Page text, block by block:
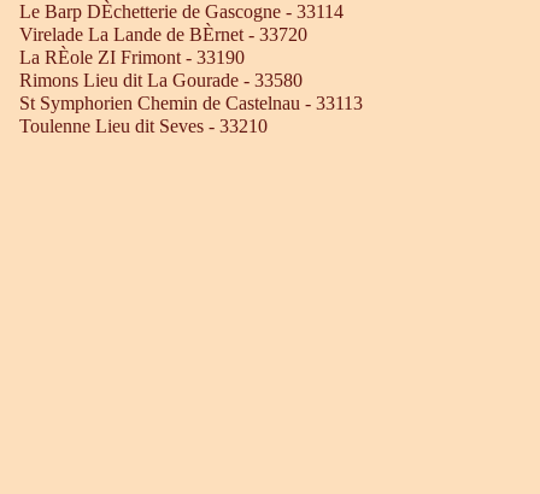
Le Barp DÈchetterie de Gascogne - 33114
Virelade La Lande de BÈrnet - 33720
La RÈole ZI Frimont - 33190
Rimons Lieu dit La Gourade - 33580
St Symphorien Chemin de Castelnau - 33113
Toulenne Lieu dit Seves - 33210